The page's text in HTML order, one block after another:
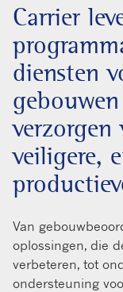
Carrier
diensten
verzorgen
veiligere,
Van
oplossingen, die
verbeteren, tot
ondersteuning